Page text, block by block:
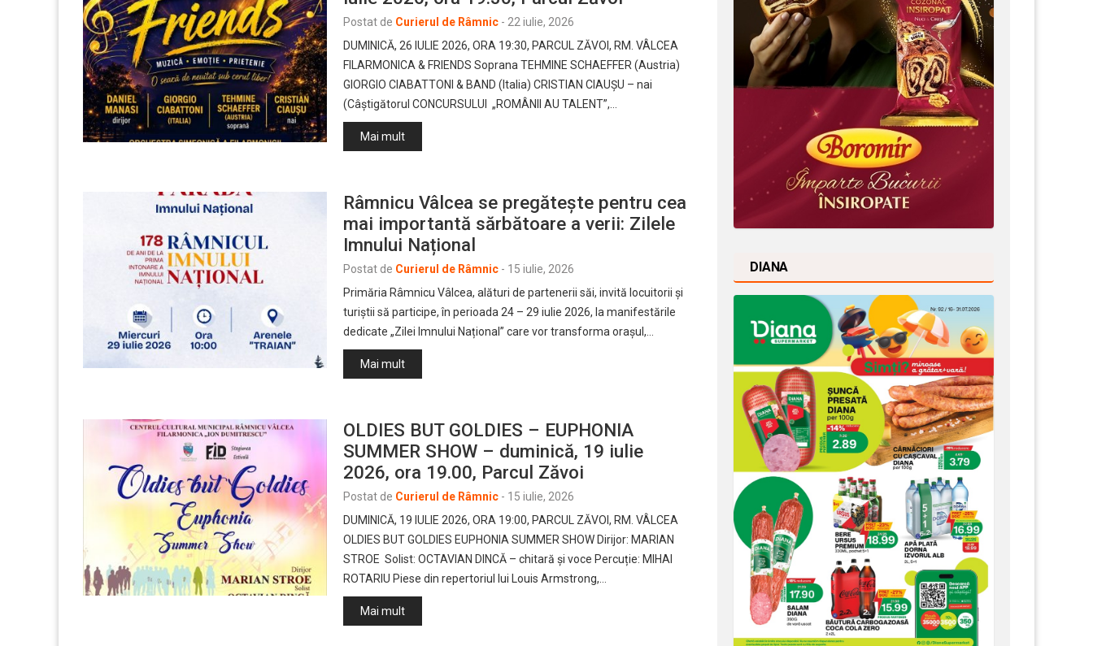
Postat de Curierul de Râmnic - 22 iulie, 2026
DUMINICĂ, 26 IULIE 2026, ORA 19:30, PARCUL ZĂVOI, RM. VÂLCEA
FILARMONICA & FRIENDS Soprana TEHMINE SCHAEFFER (Austria)
GIORGIO CIABATTONI & BAND (Italia) CRISTIAN CIAUȘU – nai
(Câștigătorul CONCURSULUI „ROMÂNII AU TALENT”,…
Mai mult
Râmnicu Vâlcea se pregătește pentru cea
mai importantă sărbătoare a verii: Zilele
Imnului Național
Postat de Curierul de Râmnic - 15 iulie, 2026
Primăria Râmnicu Vâlcea, alături de partenerii săi, invită locuitorii și
turiștii să participe, în perioada 24 – 29 iulie 2026, la manifestările
dedicate „Zilei Imnului Național” care vor transforma orașul,…
Mai mult
OLDIES BUT GOLDIES – EUPHONIA
SUMMER SHOW – duminică, 19 iulie
2026, ora 19.00, Parcul Zăvoi
Postat de Curierul de Râmnic - 15 iulie, 2026
DUMINICĂ, 19 IULIE 2026, ORA 19:00, PARCUL ZĂVOI, RM. VÂLCEA
OLDIES BUT GOLDIES EUPHONIA SUMMER SHOW Dirijor: MARIAN
STROE Solist: OCTAVIAN DINCĂ – chitară și voce Percuție: MIHAI
ROTARIU Piese din repertoriul lui Louis Armstrong,…
Mai mult
DIANA